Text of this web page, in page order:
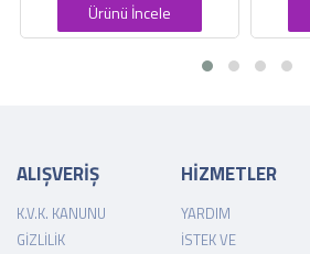
Ürünü İncele
ALIŞVERİŞ
K.V.K. KANUNU
GIZLILIK
HİZMETLER
YARDIM
İSTEK VE